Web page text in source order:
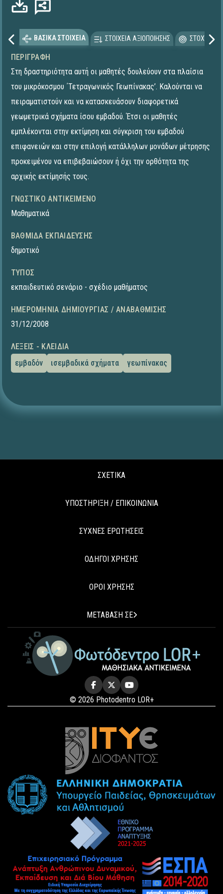
ΒΑΣΙΚΑ ΣΤΟΙΧΕΙΑ ΣΤΟΙΧΕΙΑ ΑΞΙΟΠΟΙΗΣΗΣ
ΠΕΡΙΓΡΑΦΉ
Στη δραστηριότητα αυτή οι μαθητές δουλεύουν στα πλαίσια
του μικρόκοσμου ΄Τετραγωνικός Γεωπίνακας’. Καλούνται να
πειραματιστούν και να κατασκευάσουν διαφορετικά
γεωμετρικά σχήματα ίσου εμβαδού. Έτσι οι μαθητές
εμπλέκονται στην εκτίμηση και σύγκριση του εμβαδού
επιφανειών και στην επιλογή κατάλληλων μονάδων μέτρησης
προκειμένου να επιβεβαιώσουν ή όχι την ορθότητα της
αρχικής εκτίμησής τους.
ΓΝΩΣΤΙΚΌ ΑΝΤΙΚΕΊΜΕΝΟ
Μαθηματικά
ΒΑΘΜΊΔΑ ΕΚΠΑΊΔΕΥΣΗΣ
δημοτικό
ΤΎΠΟΣ
εκπαιδευτικό σενάριο - σχέδιο μαθήματος
ΗΜΕΡΟΜΗΝΊΑ ΔΗΜΙΟΥΡΓΊΑΣ / ΑΝΑΒΆΘΜΙΣΗΣ
31/12/2008
ΛΈΞΕΙΣ - ΚΛΕΙΔΙΆ
εμβαδόν
ισεμβαδικά σχήματα γεωπίνακας
ΣΧΕΤΙΚΑ
ΥΠΟΣΤΗΡΙΞΗ / ΕΠΙΚΟΙΝΩΝΙΑ
ΣΥΧΝΕΣ ΕΡΩΤΗΣΕΙΣ
ΟΔΗΓΟΙ ΧΡΗΣΗΣ
ΟΡΟΙ ΧΡΗΣΗΣ
ΜΕΤΑΒΑΣΗ ΣΕ
© 2026 Photodentro LOR+